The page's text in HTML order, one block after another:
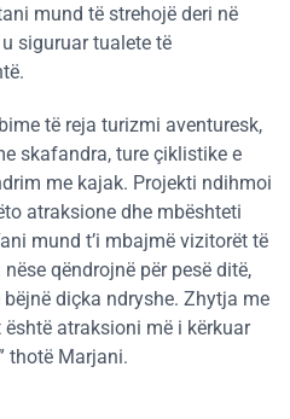
mund të strehojë deri në
siguruar tualete të
të reja turizmi aventuresk,
skafandra, ture çiklistike e
me kajak. Projekti ndihmoi
atraksione dhe mbështeti
mund t’i mbajmë vizitorët të
qëndrojnë për pesë ditë,
diçka ndryshe. Zhytja me
atraksioni më i kërkuar
thotë Marjani.